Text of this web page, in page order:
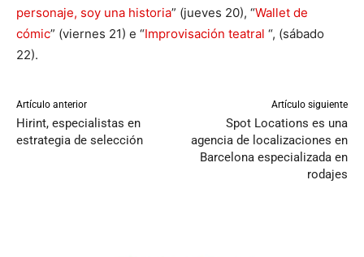
personaje, soy una historia” (jueves 20), “Wallet de
cómic” (viernes 21) e “Improvisación teatral “, (sábado
22).
Artículo anterior
Hirint, especialistas en
estrategia de selección
Artículo siguiente
Spot Locations es una
agencia de localizaciones en
Barcelona especializada en
rodajes